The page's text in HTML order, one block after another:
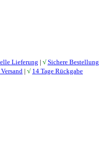
Lieferung | √ Sichere Bestellung
| √ 14 Tage Rückgabe